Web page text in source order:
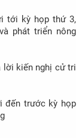
tới kỳ họp thứ 3,
phát triển nông
lời kiến nghị cử tri
đến trước kỳ họp